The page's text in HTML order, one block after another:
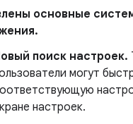
основные
поиск настроек.
могут
настроек.